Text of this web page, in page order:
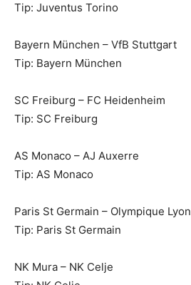
Tip: Juventus Torino
Bayern München – VfB Stuttgart
Tip: Bayern München
SC Freiburg – FC Heidenheim
Tip: SC Freiburg
AS Monaco – AJ Auxerre
Tip: AS Monaco
Paris St Germain – Olympique Lyon
Tip: Paris St Germain
NK Mura – NK Celje